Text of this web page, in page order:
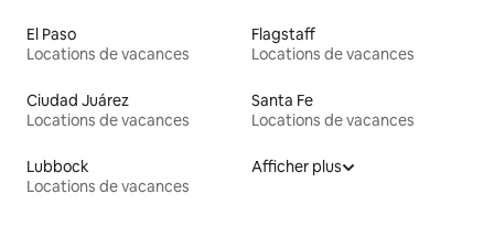
El Paso
Locations de vacances
Flagstaff
Locations de vacances
Ciudad Juárez
Locations de vacances
Santa Fe
Locations de vacances
Lubbock
Locations de vacances
Afficher plus